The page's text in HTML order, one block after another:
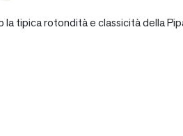
tipica rotondità e classicità della